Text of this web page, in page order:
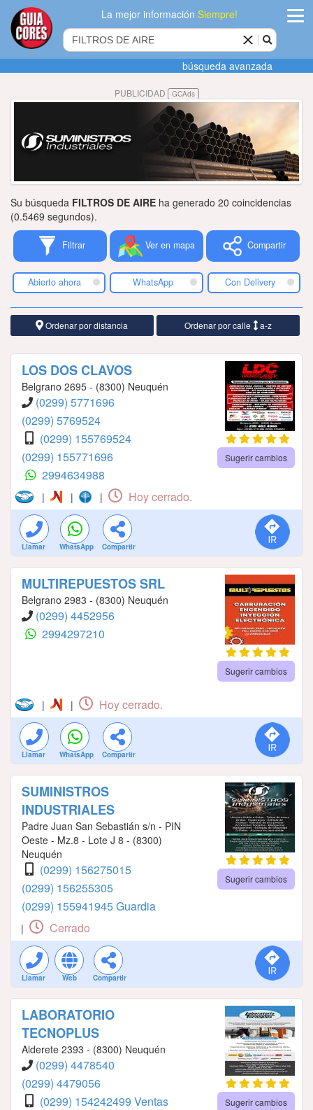
La mejor informaciónSiempre!
Agregar
empresa
datos
Publicidad
Tiendacores
Contactenos
búsqueda avanzada
PUBLICIDAD GCAds
Su búsqueda FILTROS DE AIRE ha generado 20 coincidencias
(0.5469 segundos).
Filtrar Ver en mapa Compartir
Abierto ahora WhatsApp Con Delivery
Ordenar por distancia Ordenar por calle a-z
LOS DOS CLAVOS
Belgrano 2695 - (8300) Neuquén
(0299) 5771696
(0299) 5769524
(0299) 155769524
(0299) 155771696
2994634988
Sugerir cambios
| | | Hoy cerrado.
Llamar WhatsApp Compartir
MULTIREPUESTOS SRL
Belgrano 2983 - (8300) Neuquén
(0299) 4452956
2994297210
Sugerir cambios
| | Hoy cerrado.
Llamar WhatsApp Compartir
SUMINISTROS
INDUSTRIALES
Padre Juan San Sebastián s/n - PIN
Oeste - Mz.8 - Lote J 8 - (8300)
Neuquén
(0299) 156275015
(0299) 156255305
(0299) 155941945 Guardia
Sugerir cambios
| Cerrado
Llamar Web Compartir
LABORATORIO
TECNOPLUS
Alderete 2393 - (8300) Neuquén
(0299) 4478540
(0299) 4479056
(0299) 154242499 Ventas
Sugerir cambios